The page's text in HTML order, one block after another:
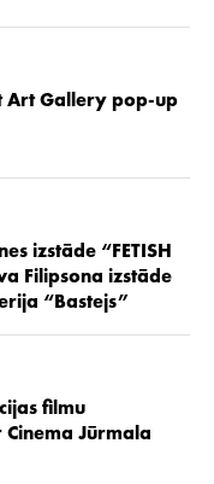
Art Gallery pop-up
izstāde “FETISH
Filipsona izstāde
“Bastejs”
filmu
Jūrmala